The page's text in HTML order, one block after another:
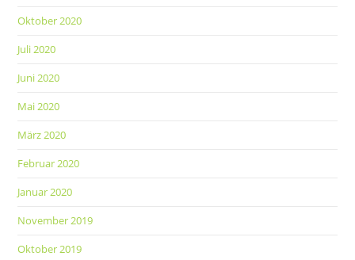
Oktober 2020
Juli 2020
Juni 2020
Mai 2020
März 2020
Februar 2020
Januar 2020
November 2019
Oktober 2019